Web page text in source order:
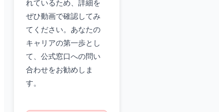
れているため、詳細を
ぜひ動画で確認してみ
てください。あなたの
キャリアの第一歩とし
て、公式窓口への問い
合わせをお勧めしま
す。